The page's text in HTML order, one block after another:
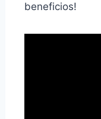
beneficios!